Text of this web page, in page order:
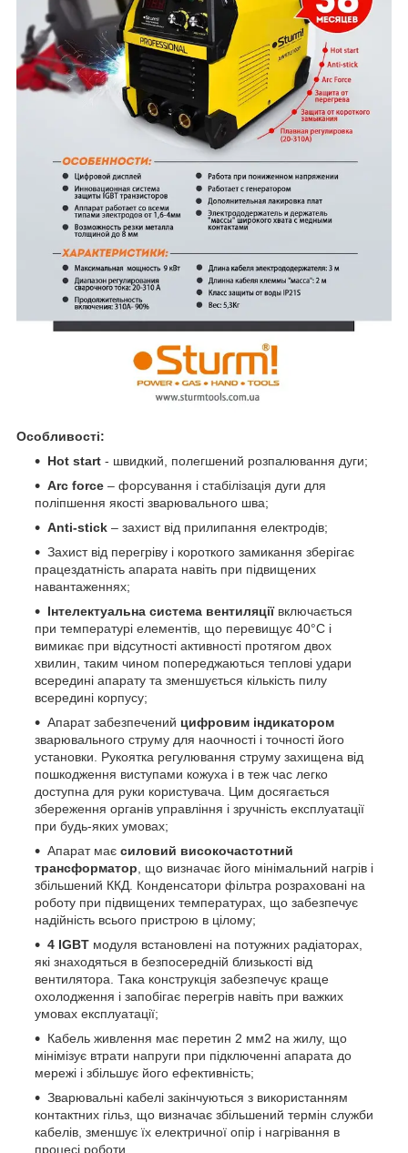
Особливості:
Hot start - швидкий, полегшений розпалювання дуги;
Arc force – форсування і стабілізація дуги для
поліпшення якості зварювального шва;
Anti-stick – захист від прилипання електродів;
Захист від перегріву і короткого замикання зберігає
працездатність апарата навіть при підвищених
навантаженнях;
Інтелектуальна система вентиляціївключається
при температурі елементів, що перевищує 40°С і
вимикає при відсутності активності протягом двох
хвилин, таким чином попереджаються теплові удари
всередині апарату та зменшується кількість пилу
всередині корпусу;
Апарат забезпечений цифровим індикатором
зварювального струму для наочності і точності його
установки. Рукоятка регулювання струму захищена від
пошкодження виступами кожуха і в теж час легко
доступна для руки користувача. Цим досягається
збереження органів управління і зручність експлуатації
при будь-яких умовах;
Апарат має силовий високочастотний
трансформатор, що визначає його мінімальний нагрів і
збільшений ККД. Конденсатори фільтра розраховані на
роботу при підвищених температурах, що забезпечує
надійність всього пристрою в цілому;
4 IGBT модуля встановлені на потужних радіаторах,
які знаходяться в безпосередній близькості від
вентилятора. Така конструкція забезпечує краще
охолодження і запобігає перегрів навіть при важких
умовах експлуатації;
Кабель живлення має перетин 2 мм2 на жилу, що
мінімізує втрати напруги при підключенні апарата до
мережі і збільшує його ефективність;
Зварювальні кабелі закінчуються з використанням
контактних гільз, що визначає збільшений термін служби
кабелів, зменшує їх електричної опір і нагрівання в
процесі роботи.